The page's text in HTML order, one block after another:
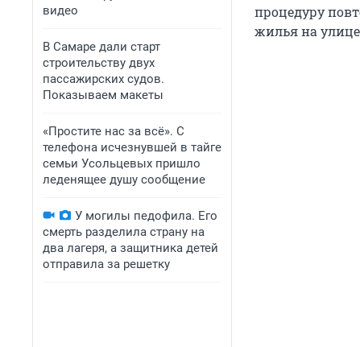
видео
В Самаре дали старт
строительству двух
пассажирских судов.
Показываем макеты
«Простите нас за всё». С
телефона исчезнувшей в тайге
семьи Усольцевых пришло
леденящее душу сообщение
У могилы педофила. Его
смерть разделила страну на
два лагеря, а защитника детей
отправила за решетку
процедуру
жилья на